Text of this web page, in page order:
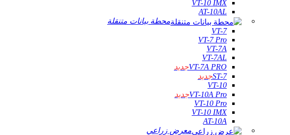
VT-10 IMX
AT-10AL
محطة بيانات متنقلة
VT-7
VT-7 Pro
VT-7A
VT-7AL
VT-7A PROجديد
ST-7جديد
VT-10
VT-10A Proجديد
VT-10 Pro
VT-10 IMX
AT-10A
معرض زراعي